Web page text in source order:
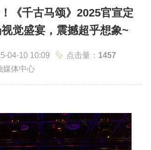
务 政民互动
布 走进新城
《千古马颂》2025官宣定
觉盛宴，震撼超乎想象~
04-10 10:09 点击量： 1457
媒体中心